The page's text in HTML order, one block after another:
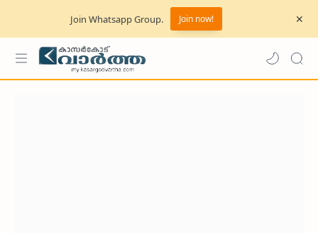
Join Whatsapp Group. Join now!